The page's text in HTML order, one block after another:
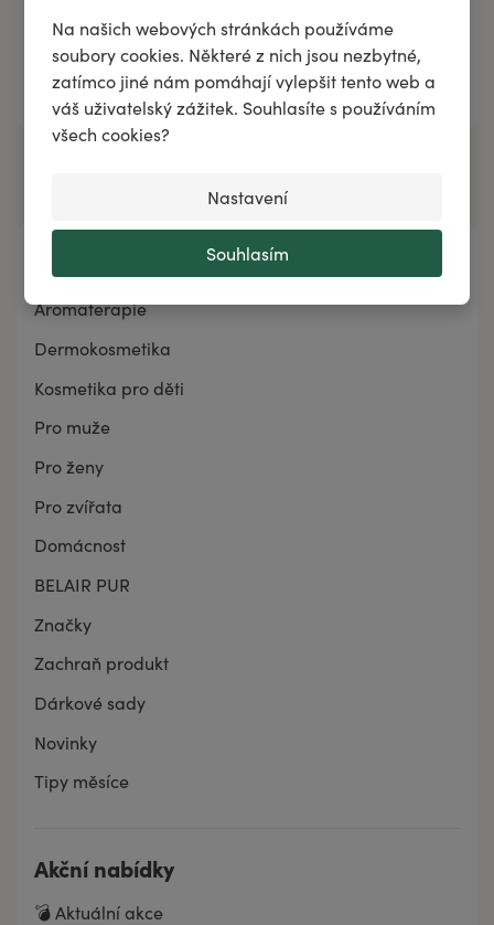
Na našich webových stránkách používáme
soubory cookies. Některé z nich jsou nezbytné,
zatímco jiné nám pomáhají vylepšit tento web a
váš uživatelský zážitek. Souhlasíte s používáním
všech cookies?
Nastavení
Souhlasím
Přidat do košíku
Aromaterapie
Dermokosmetika
Kosmetika pro děti
Pro muže
Pro ženy
Pro zvířata
Domácnost
BELAIR PUR
Značky
Zachraň produkt
Dárkové sady
Novinky
Tipy měsíce
Akční nabídky
💣 Aktuální akce